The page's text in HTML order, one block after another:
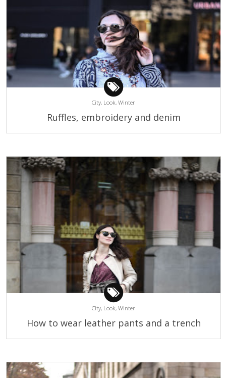
City, Look, Winter
Ruffles, embroidery and denim
City, Look, Winter
How to wear leather pants and a trench